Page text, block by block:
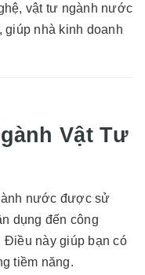
vật tư ngành nước
giúp nhà kinh doanh
Vật Tư
nước được sử
dụng đến công
Điều này giúp bạn có
tiềm năng.